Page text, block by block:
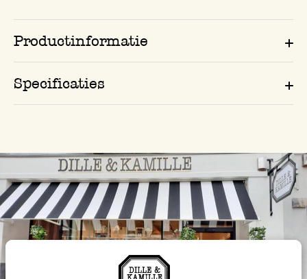
Productinformatie
Specificaties